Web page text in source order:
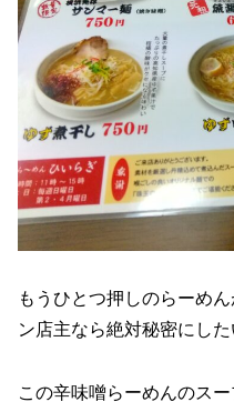
もうひとつ押しのらーめ
ン店主なら絶対秘密にし
この辛味噌らーめんのス